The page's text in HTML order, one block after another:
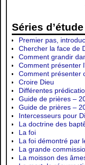
Séries d’étude
Premier pas,
Chercher la face de
Comment grandir
Comment présenter
Comment présenter
Croire Dieu
Différentes
Guide de prières –
Guide de prières –
Intercesseurs pour
La doctrine des
La foi
La foi démontré par
La grande
La moisson des